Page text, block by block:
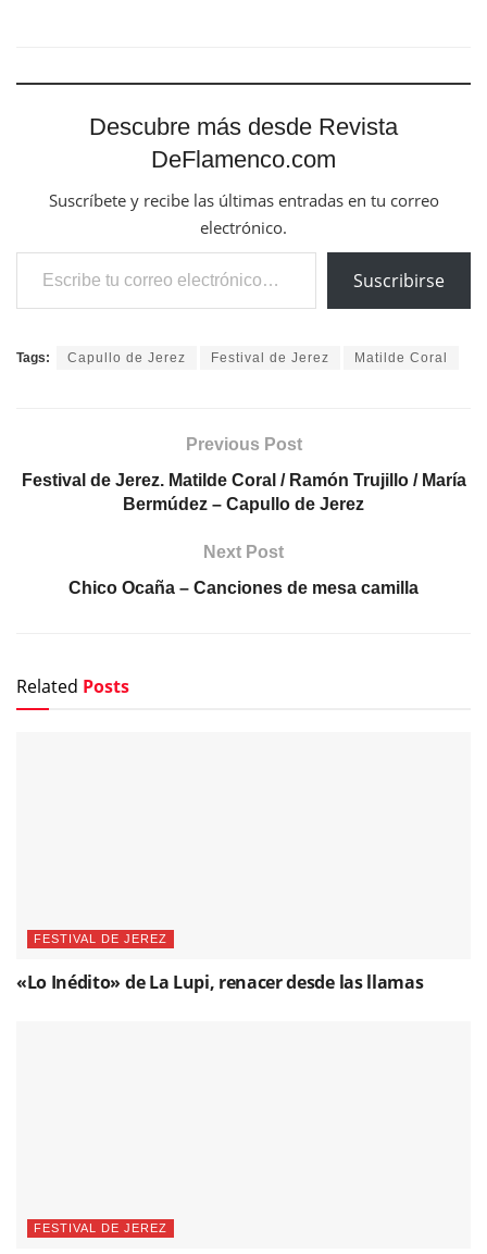
Descubre más desde Revista
DeFlamenco.com
Suscríbete y recibe las últimas entradas en tu correo
electrónico.
Escribe tu correo electrónico…
Suscribirse
Tags: Capullo de Jerez Festival de Jerez Matilde Coral
Previous Post
Festival de Jerez. Matilde Coral / Ramón Trujillo / María
Bermúdez – Capullo de Jerez
Next Post
Chico Ocaña – Canciones de mesa camilla
Related Posts
FESTIVAL DE JEREZ
«Lo Inédito» de La Lupi, renacer desde las llamas
FESTIVAL DE JEREZ